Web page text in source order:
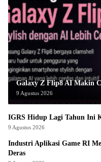
Galaxy Z Flip8 AI Makin
9 Agustus 2026
IGRS Hidup Lagi Tahun Ini
9 Agustus 2026
Industri Aplikasi Game RI
Deras